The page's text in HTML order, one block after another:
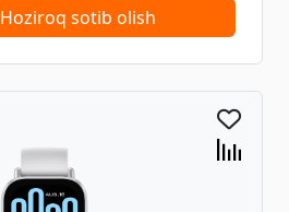
Hoziroq sotib olish